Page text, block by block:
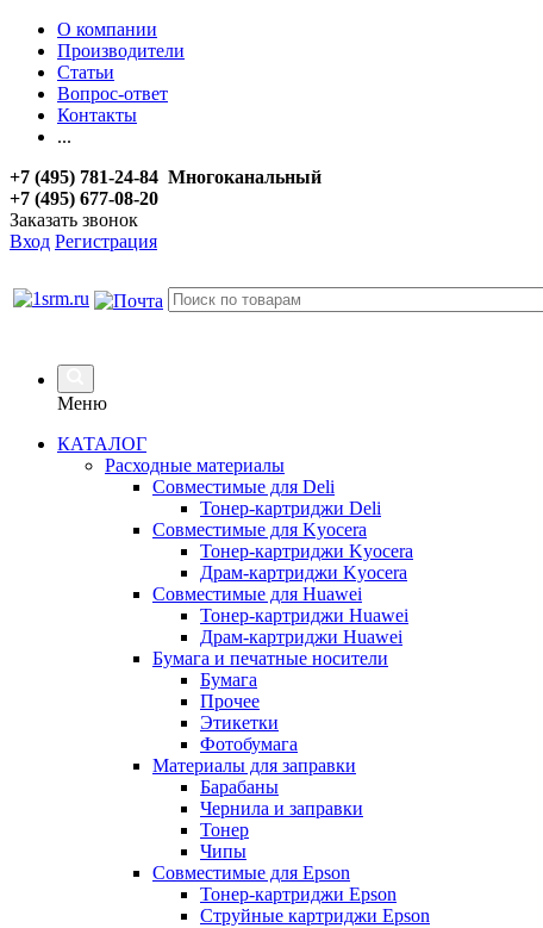
О компании
Производители
Статьи
Вопрос-ответ
Контакты
...
+7 (495) 781-24-84 Многоканальный
+7 (495) 677-08-20
Заказать звонок
Вход Регистрация
Меню
КАТАЛОГ
Расходные материалы
Совместимые для Deli
Тонер-картриджи Deli
Совместимые для Kyocera
Тонер-картриджи Kyocera
Драм-картриджи Kyocera
Совместимые для Huawei
Тонер-картриджи Huawei
Драм-картриджи Huawei
Бумага и печатные носители
Бумага
Прочее
Этикетки
Фотобумага
Материалы для заправки
Барабаны
Чернила и заправки
Тонер
Чипы
Совместимые для Epson
Тонер-картриджи Epson
Струйные картриджи Epson